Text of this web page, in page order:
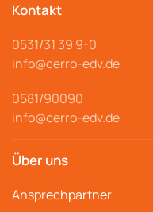
Kontakt
0531/31 39 9-0
info@cerro-edv.de
0581/90090
info@cerro-edv.de
Über uns
Ansprechpartner